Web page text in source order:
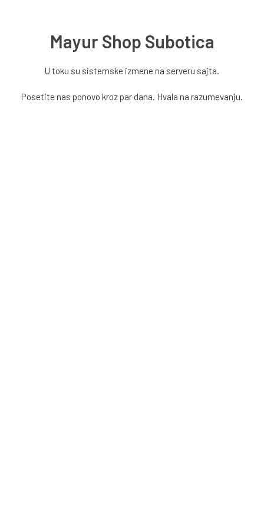
Mayur Shop Subotica
U toku su sistemske izmene na serveru sajta.
Posetite nas ponovo kroz par dana. Hvala na razumevanju.